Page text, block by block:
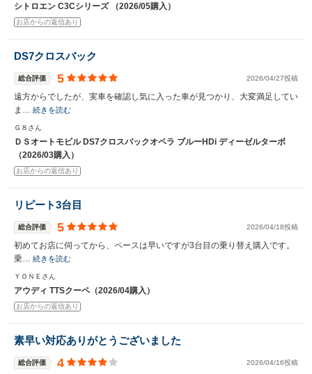
シトロエン C3Cシリーズ （2026/05購入）
お店からの返信あり
DS7クロスバック
総合評価 5 2026/04/27投稿
遠方からでしたが、実車を確認し気に入った車が見つかり、大変満足してい
ま… 続きを読む
Ｇ８さん
ＤＳオートモビル DS7クロスバックオペラ ブルーHDi ディーゼルターボ
（2026/03購入）
お店からの返信あり
リピート3台目
総合評価 5 2026/04/18投稿
初めてお店に伺ってから、ペースは早いですが3台目の乗り替え購入です。
乗… 続きを読む
ＹＯＮＥさん
アウディ TTSクーペ（2026/04購入）
お店からの返信あり
素早い対応ありがとうございました
総合評価 4 2026/04/16投稿